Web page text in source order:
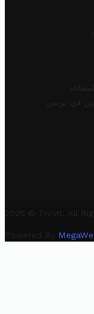
في تونس
2025 © Trovit. All
Powered By